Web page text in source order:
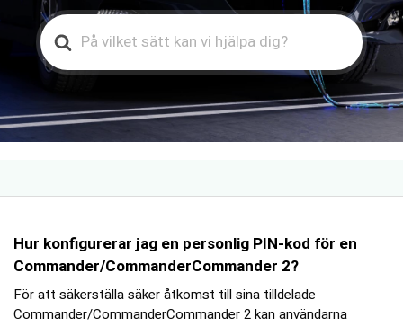
Search
For
Hur konfigurerar jag en personlig PIN-kod för en
Commander/CommanderCommander 2?
För att säkerställa säker åtkomst till sina tilldelade
Commander/CommanderCommander 2 kan användarna